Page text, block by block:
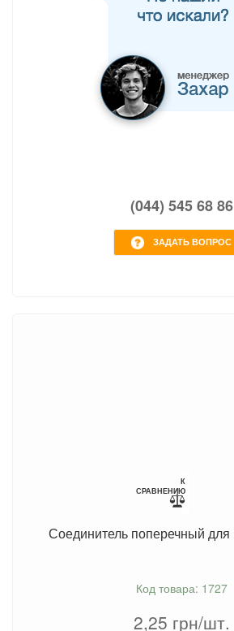
(044) 545 68 86
ЗАДАТЬ ВОПРОС
К
СРАВНЕНИЮ
Соединитель поперечный для
Код товара: 1727
2,25 грн/шт.